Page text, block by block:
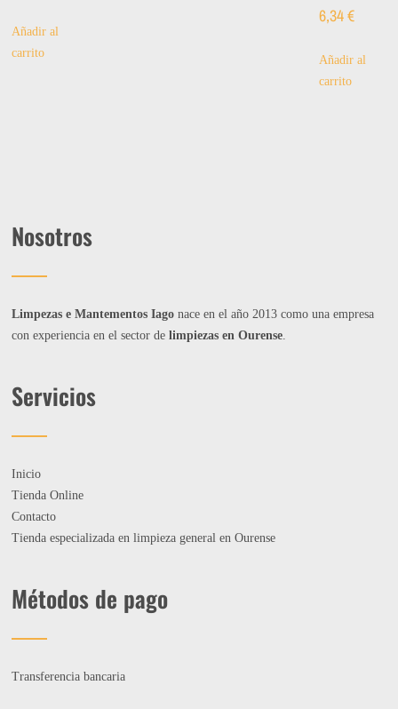
Añadir al
carrito
6,34€
Añadir al
carrito
Nosotros
Limpezas e Mantementos Iago nace en el año 2013 como una empresa
con experiencia en el sector delimpiezas en Ourense.
Servicios
Inicio
Tienda Online
Contacto
Tienda especializada en limpieza general en Ourense
Métodos de pago
Transferencia bancaria